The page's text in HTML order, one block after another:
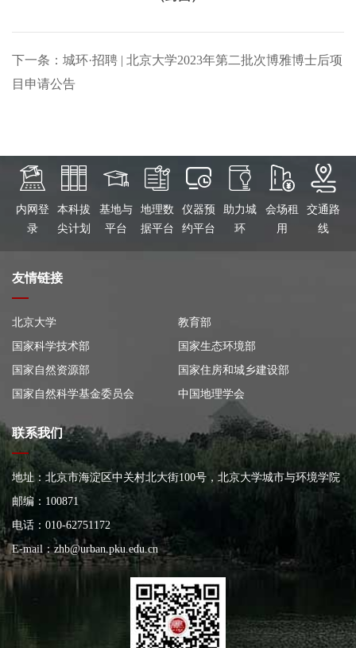
下一条：城环·招聘 | 北京大学2023年第二批次博雅博士后项
目申请公告
内网登
录
本科拔
尖计划
基地与
平台
地理数
据平台
仪器预
约平台
助力城
环
会场租
用
交通路
线
友情链接
北京大学
教育部
国家科学技术部
国家生态环境部
国家自然资源部
国家住房和城乡建设部
国家自然科学基金委员会
中国地理学会
联系我们
地址：北京市海淀区中关村北大街100号，北京大学城市与环境学院
大楼
邮编：100871
电话：010-62751172
E-mail：zhb@urban.pku.edu.cn